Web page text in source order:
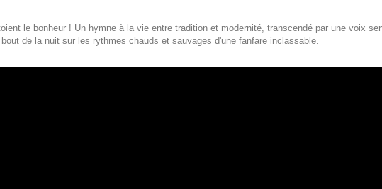
le bonheur ! Un hymne à la vie entre tradition et modernité, transcendé par une voix
de la nuit sur les rythmes chauds et sauvages d'une fanfare inclassable.